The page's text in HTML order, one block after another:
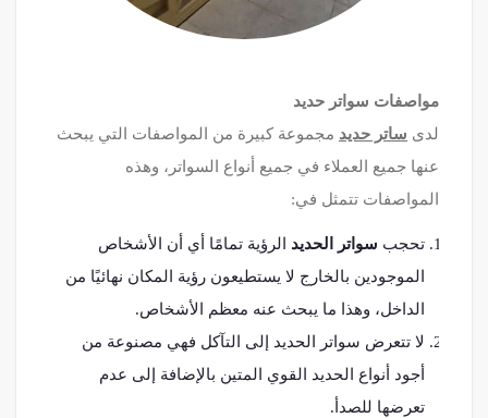
مواصفات سواتر حديد
لدى ساتر حديد مجموعة كبيرة من المواصفات التي يبحث
عنها جميع العملاء في جميع أنواع السواتر، وهذه
المواصفات تتمثل في:
تحجب سواتر الحديد الرؤية تمامًا أي أن الأشخاص
الموجودين بالخارج لا يستطيعون رؤية المكان نهائيًا من
الداخل، وهذا ما يبحث عنه معظم الأشخاص.
لا تتعرض سواتر الحديد إلى التآكل فهي مصنوعة من
أجود أنواع الحديد القوي المتين بالإضافة إلى عدم
تعرضها للصدأ.